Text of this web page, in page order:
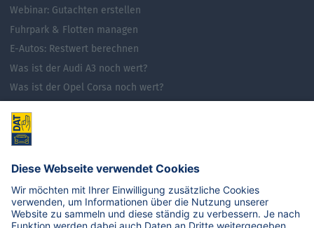
Webinar: Gutachten erstellen
Fuhrpark & Flotten managen
E-Autos: Restwert berechnen
Was ist der Audi A3 noch wert?
Was ist der Opel Corsa noch wert?
Was ist der VW Golf noch wert?
E-Mobilität in Deutschland
Karriere
Übersicht
Stellenangebote